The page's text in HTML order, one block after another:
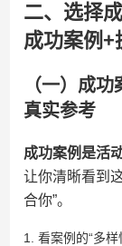
二、选择
成功案例+
（一）成
真实参考
成功案例是活
让你清晰看到
合你”。
1. 看案例的“多